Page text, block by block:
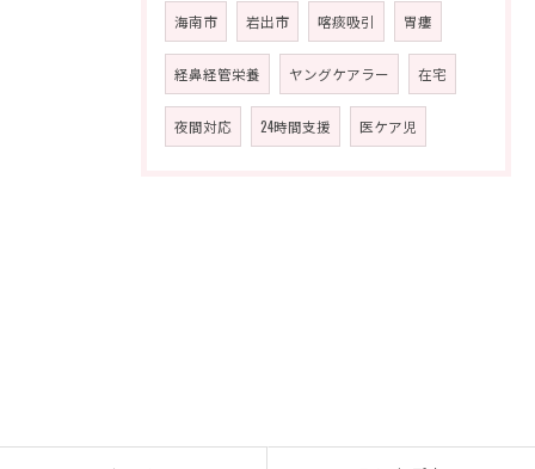
海南市 岩出市 喀痰吸引 胃瘻
経鼻経管栄養 ヤングケアラー 在宅
夜間対応 24時間支援 医ケア児